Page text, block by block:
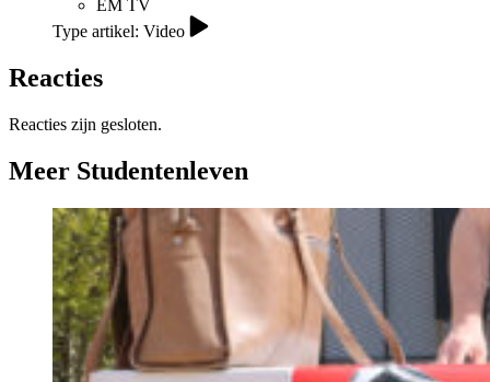
EM TV
Type artikel: Video
Reacties
Reacties zijn gesloten.
Meer Studentenleven